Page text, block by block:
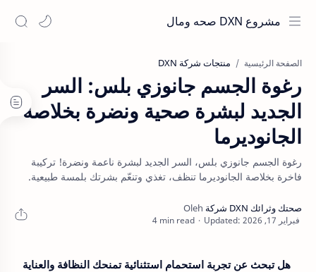
مشروع DXN صحه ومال
الصفحة الرئيسية منتجات شركة DXN
رغوة الجسم جانوزي بلس: السر
الجديد لبشرة صحية ونضرة بخلاصة
الجانوديرما
رغوة الجسم جانوزي بلس، السر الجديد لبشرة ناعمة ونضرة! تركيبة
فاخرة بخلاصة الجانوديرما تنظف، تغذي وتنعّم بشرتك بلمسة طبيعية.
4 min read
هل تبحث عن تجربة استحمام استثنائية تمنحك النظافة والعناية